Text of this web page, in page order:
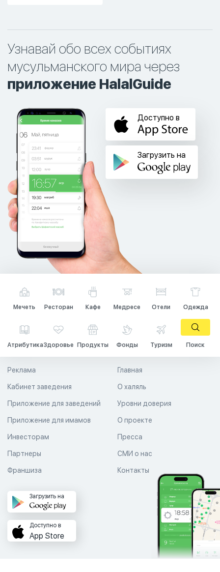
Узнавай обо всех событиях
мусульманского мира через
приложение HalalGuide
Доступно в
Загрузить на
Мечеть Ресторан Кафе Медресе Отели Одежда
АтрибутикаЗдоровье Продукты Фонды Туризм Поиск
Главная
О халяль
Уровни доверия
Реклама
Кабинет заведения
Приложение для заведений
Приложение для имамов О проекте
Пресса
СМИ о нас
Контакты
Инвесторам
Партнеры
Франшиза
Загрузить на
Доступно в
App Store